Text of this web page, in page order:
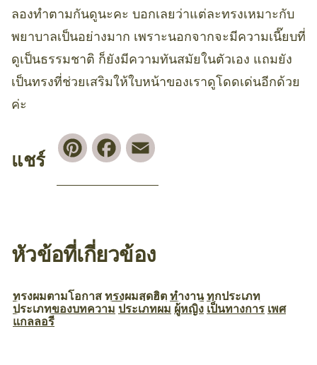
ลองทำตามกันดูนะคะ บอกเลยว่าแต่ละทรงเหมาะกับ
พยาบาลเป็นอย่างมาก เพราะนอกจากจะมีความเนี๊ยบที่
ดูเป็นธรรมชาติ ก็ยังมีความทันสมัยในตัวเอง แถมยัง
เป็นทรงที่ช่วยเสริมให้ใบหน้าของเราดูโดดเด่นอีกด้วย
ค่ะ
แชร์
PinterestFacebook
หัวข้อที่เกี่ยวข้อง
ทรงผมตามโอกาส ทรงผมสุดฮิต ทำงาน ทุกประเภท
ประเภทของบทความ ประเภทผม ผู้หญิง เป็นทางการ เพศ
แกลลอรี